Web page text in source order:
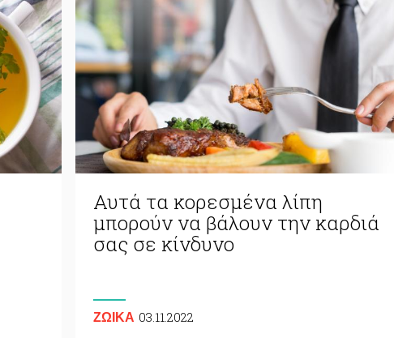
Αυτά τα κορεσμένα λίπη
μπορούν να βάλουν την καρδιά
σας σε κίνδυνο
ΖΩΙΚA 03.11.2022